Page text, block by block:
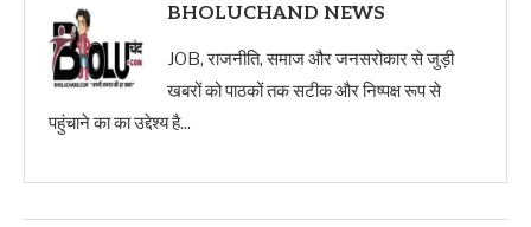
BHOLUCHAND NEWS
JOB, राजनीति, समाज और जनसरोकार से जुड़ी
खबरों को पाठकों तक सटीक और निष्पक्ष रूप से
पहुंचाने का का उद्देश्य है...